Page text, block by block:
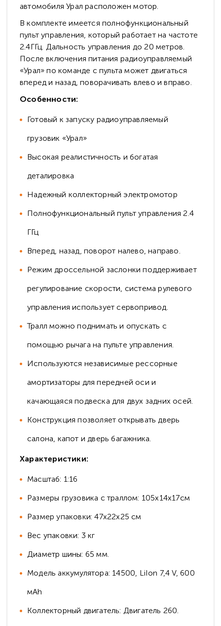
автомобиля Урал расположен мотор.
В комплекте имеется полнофункциональный
пульт управления, который работает на частоте
2.4ГГц. Дальность управления до 20 метров.
После включения питания радиоуправляемый
«Урал» по команде с пульта может двигаться
вперед и назад, поворачивать влево и вправо.
Особенности:
Готовый к запуску радиоуправляемый
грузовик «Урал»
Высокая реалистичность и богатая
деталировка
Надежный коллекторный электромотор
Полнофункциональный пульт управления 2.4
ГГц
Вперед, назад, поворот налево, направо.
Режим дроссельной заслонки поддерживает
регулирование скорости, система рулевого
управления использует сервопривод.
Тралл можно поднимать и опускать с
помощью рычага на пульте управления.
Используются независимые рессорные
амортизаторы для передней оси и
качающаяся подвеска для двух задних осей.
Конструкция позволяет открывать дверь
салона, капот и дверь багажника.
Характеристики:
Масштаб: 1:16
Размеры грузовика с траллом: 105x14x17см
Размер упаковки: 47х22х25 см
Вес упаковки: 3 кг
Диаметр шины: 65 мм.
Модель аккумулятора: 14500, LiIon 7,4 V, 600
мАh
Коллекторный двигатель: Двигатель 260.